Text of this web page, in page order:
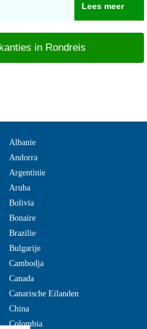
Lees meer
in Rondreis
Albanie
Andorra
Argentinie
Aruba
Bolivia
Bonaire
Brazilie
Bulgarije
Cambodja
Canada
Canarische Eilanden
China
Colombia